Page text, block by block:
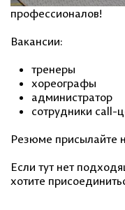
профессионалов!
Вакансии:
тренеры
хореографы
администратор
сотрудники call-
Резюме присылайте
Если тут нет
хотите